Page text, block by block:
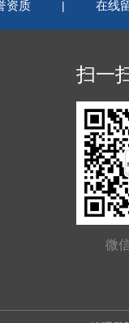
资质 | 在线
扫一
微